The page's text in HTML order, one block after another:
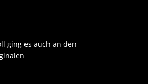
ging es auch an den